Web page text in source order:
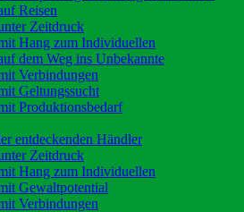
Reisen
Zeitdruck
Hang zum Individuellen
dem Weg ins Unbekannte
Verbindungen
Geltungssucht
Produktionsbedarf
entdeckenden Händler
Zeitdruck
Hang zum Individuellen
Gewaltpotential
Verbindungen